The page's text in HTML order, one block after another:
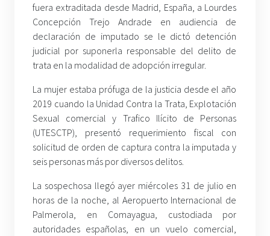
fuera extraditada desde Madrid, España, a Lourdes
Concepción Trejo Andrade en audiencia de
declaración de imputado se le dictó detención
judicial por suponerla responsable del delito de
trata en la modalidad de adopción irregular.
La mujer estaba prófuga de la justicia desde el año
2019 cuando la Unidad Contra la Trata, Explotación
Sexual comercial y Trafico Ilícito de Personas
(UTESCTP), presentó requerimiento fiscal con
solicitud de orden de captura contra la imputada y
seis personas más por diversos delitos.
La sospechosa llegó ayer miércoles 31 de julio en
horas de la noche, al Aeropuerto Internacional de
Palmerola, en Comayagua, custodiada por
autoridades españolas, en un vuelo comercial,